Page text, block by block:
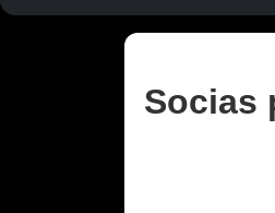
Socias